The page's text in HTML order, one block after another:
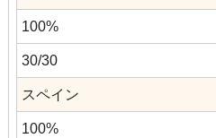
100%
30/30
スペイン
100%